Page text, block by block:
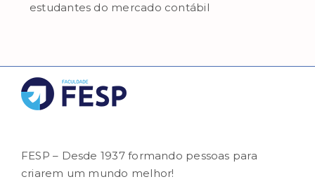
estudantes do mercado contábil
FESP – Desde 1937 formando pessoas para
criarem um mundo melhor!